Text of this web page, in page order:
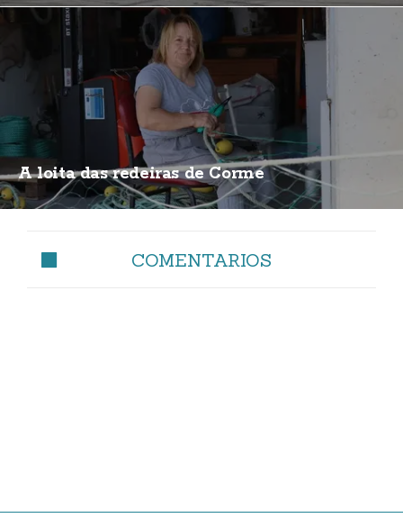
A loita das redeiras de Corme
COMENTARIOS